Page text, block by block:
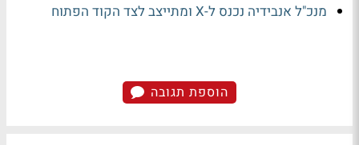
מנכ"ל אנבידיה נכנס ל-X ומתייצב לצד הקוד הפתוח
הוספת תגובה